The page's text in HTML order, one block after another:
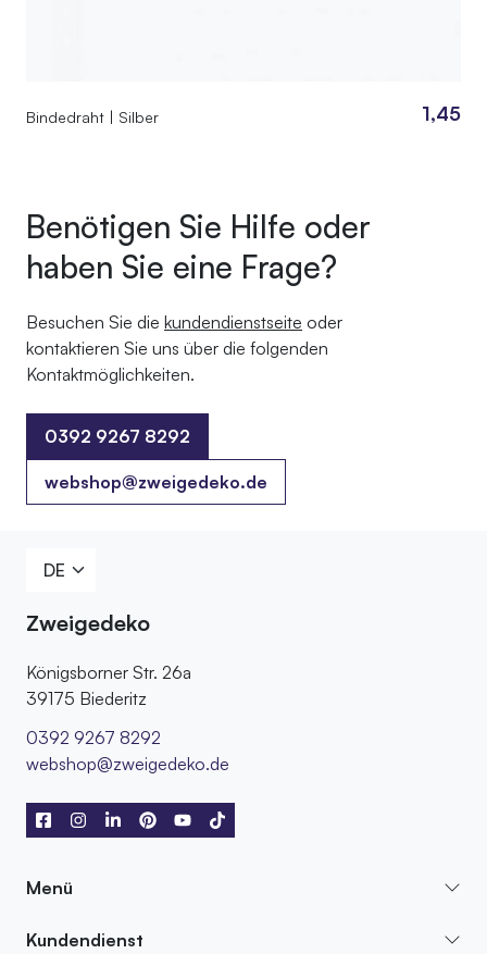
Bindedraht | Silber 1,45
Benötigen Sie Hilfe oder
haben Sie eine Frage?
Besuchen Sie die kundendienstseite oder
kontaktieren Sie uns über die folgenden
Kontaktmöglichkeiten.
0392 9267 8292
0392 9267 8292
webshop@zweigedeko.de
Zweigedeko
Königsborner Str. 26a
39175 Biederitz
0392 9267 8292
webshop@zweigedeko.de
Menü
Kundendienst